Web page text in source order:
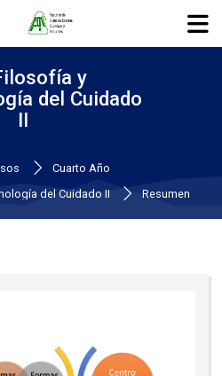
y
del Cuidado
II
PrincipalCuarto Año
del Cuidado II
Resumen